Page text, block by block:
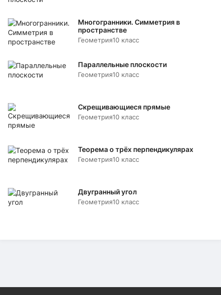
Многогранники. Симметрия в
пространстве
Геометрия10 класс
Параллельные плоскости
Геометрия10 класс
Скрещивающиеся прямые
Геометрия10 класс
Теорема о трёх перпендикулярах
Геометрия10 класс
Двугранный угол
Геометрия10 класс